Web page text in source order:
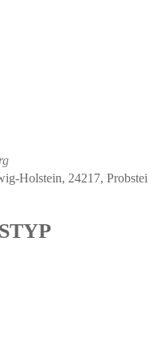
Holstein, 24217, Probstei